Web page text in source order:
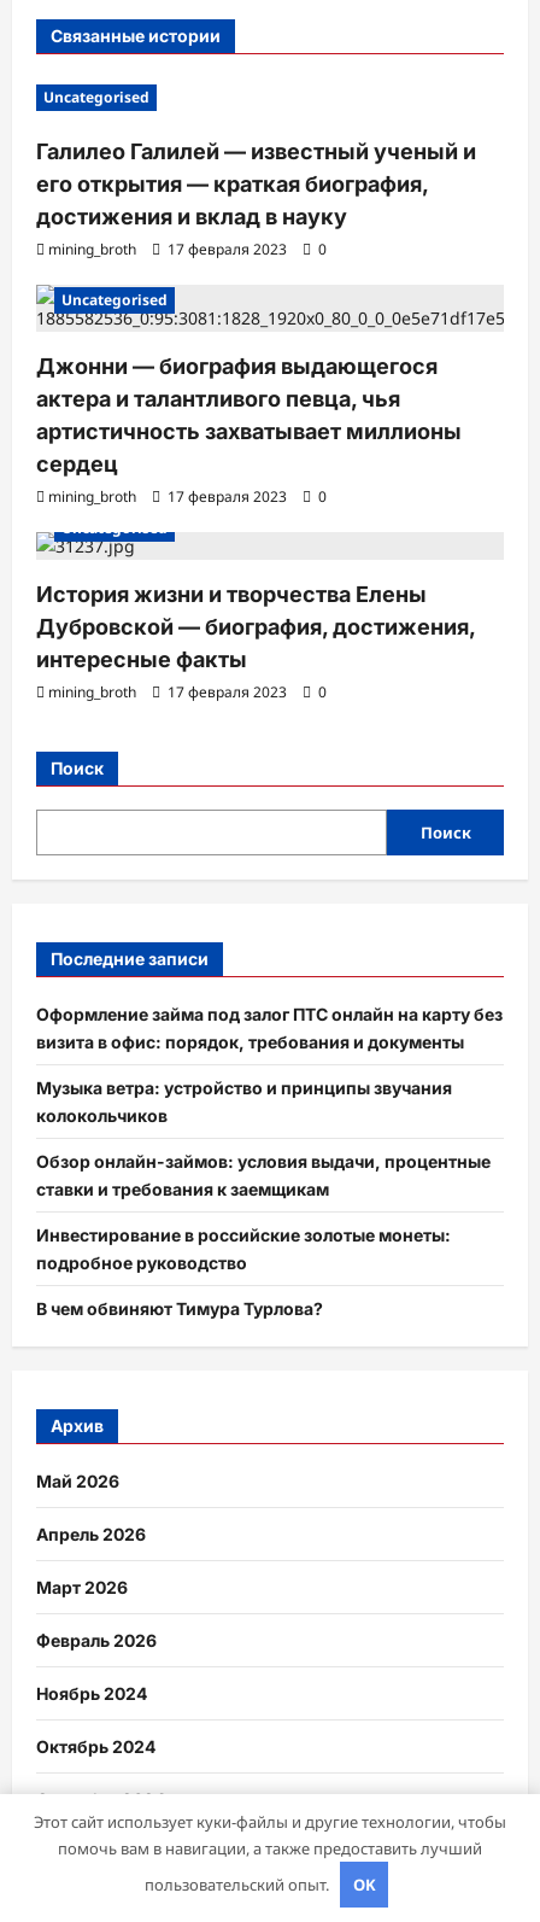
и
Связанные истории
Uncategorised
Галилео Галилей — известный ученый и
его открытия — краткая биография,
достижения и вклад в науку
mining_broth 17 февраля 2023 0
Uncategorised
Джонни — биография выдающегося
актера и талантливого певца, чья
артистичность захватывает миллионы
сердец
mining_broth 17 февраля 2023
0
Uncategorised
История жизни и творчества Елены
Дубровской — биография, достижения,
интересные факты
mining_broth 17 февраля 2023 0
Поиск
Поиск
Последние записи
Оформление займа под залог ПТС онлайн на карту без
визита в офис: порядок, требования и документы
Музыка ветра: устройство и принципы звучания
колокольчиков
Обзор онлайн-займов: условия выдачи, процентные
ставки и требования к заемщикам
Инвестирование в российские золотые монеты:
подробное руководство
В чем обвиняют Тимура Турлова?
Архив
Май 2026
Апрель 2026
Март 2026
Февраль 2026
Ноябрь 2024
Октябрь 2024
Сентябрь 2024
Июнь 2024
Этот сайт использует куки-файлы и другие технологии, чтобы
помочь вам в навигации, а также предоставить лучший
пользовательский опыт.
OK